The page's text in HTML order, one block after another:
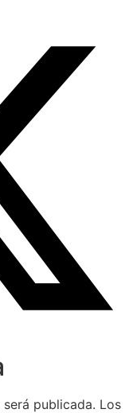
publicada. Los